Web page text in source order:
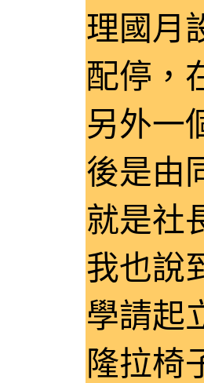
理國月
配停，
另外一
後是由
就是社
我也說
學請起
隆拉椅